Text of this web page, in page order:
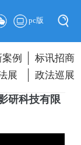
pc版
例
标讯招商
展 政法巡展
研科技有限